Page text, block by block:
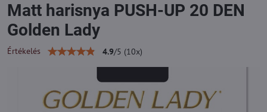
Matt harisnya PUSH-UP 20 DEN
Golden Lady
Értékelés 4.9/5 (10x)